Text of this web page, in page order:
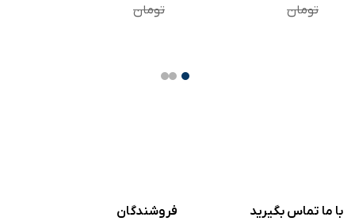
تومان
تومان
با ما تماس بگیرید فروشندگان